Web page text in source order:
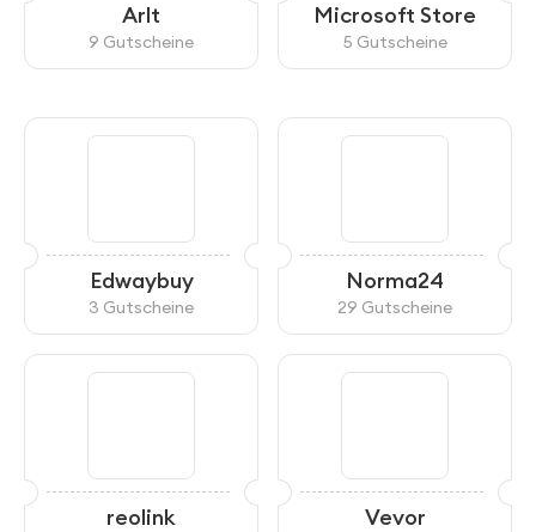
Arlt
9 Gutscheine
Microsoft Store
5 Gutscheine
Edwaybuy
3 Gutscheine
Norma24
29 Gutscheine
reolink Vevor